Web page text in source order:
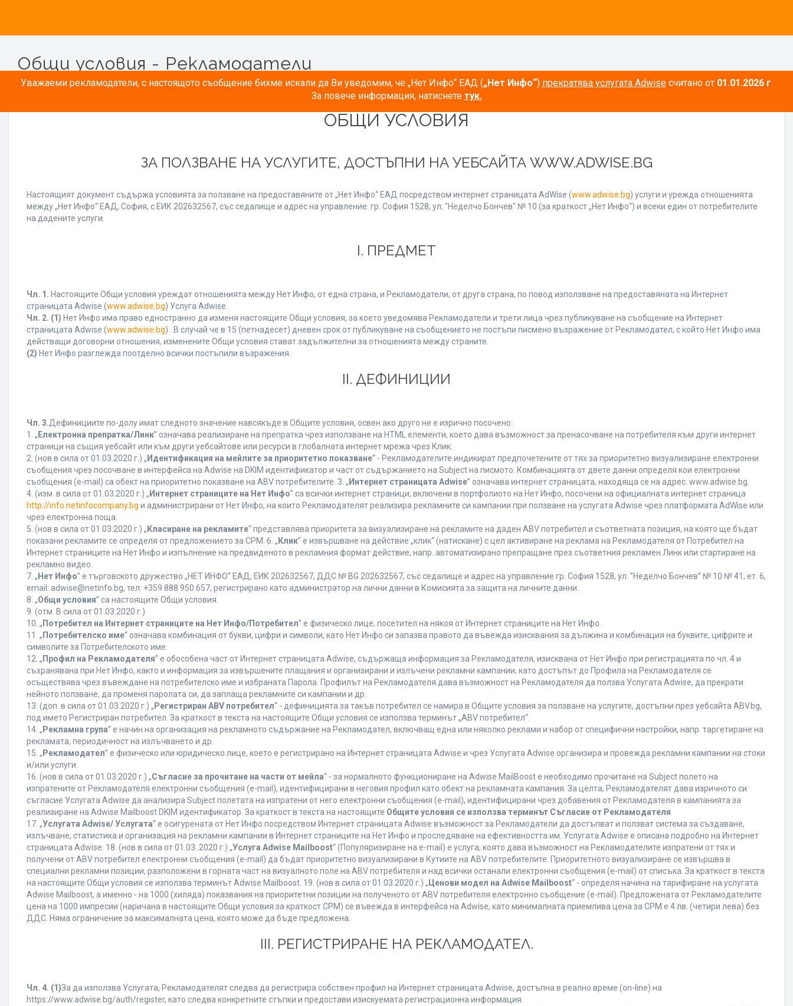
Уважаеми рекламодатели, с настоящото съобщение бихме искали да Ви уведомим, че „Нет Инфо“ ЕАД („Нет Инфо“) прекратява услугата Adwiseсчитано от 01.01.2026 г.
За повече информация, натиснете тук.
Общи условия - Рекламодатели
ОБЩИ УСЛОВИЯ
ЗА ПОЛЗВАНЕ НА УСЛУГИТЕ, ДОСТЪПНИ НА УЕБСАЙТА WWW.ADWISE.BG
Настоящият документ съдържа условията за ползване на предоставяните от „Нет Инфо“ ЕАД посредством интернет страницата AdWise (www.adwise.bg) услуги и урежда отношенията
между „Нет Инфо“ ЕАД, София, с ЕИК 202632567, със седалище и адрес на управление: гр. София 1528, ул. "Неделчо Бончев" № 10 (за краткост „Нет Инфо“) и всеки един от потребителите
на дадените услуги.
І. ПРЕДМЕТ
Чл. 1. Настоящите Общи условия уреждат отношенията между Нет Инфо, от една страна, и Рекламодатели, от друга страна, по повод използване на предоставяната на Интернет
страницата Adwise (www.adwise.bg) Услуга Adwise.
Чл. 2. (1) Нет Инфо има право едностранно да изменя настоящите Общи условия, за което уведомява Рекламодатели и трети лица чрез публикуване на съобщение на Интернет
страницата Adwise (www.adwise.bg) . В случай че в 15 (петнадесет) дневен срок от публикуване на съобщението не постъпи писмено възражение от Рекламодател, с който Нет Инфо има
действащи договорни отношения, изменените Общи условия стават задължителни за отношенията между страните.
(2) Нет Инфо разглежда поотделно всички постъпили възражения.
ІІ. ДЕФИНИЦИИ
Чл. 3.Дефинициите по-долу имат следното значение навсякъде в Общите условия, освен ако друго не е изрично посочено:
1. „ Електронна препратка/Линк” означава реализиране на препратка чрез използване на HTML елементи, което дава възможност за пренасочване на потребителя към други интернет
страници на същия уебсайт или към други уебсайтове или ресурси в глобалната интернет мрежа чрез Клик.
2. (нов в сила от 01.03.2020 г.) „ Идентификация на мейлите за приоритетно показване“ - Рекламодателите индикират предпочетените от тях за приоритетно визуализиране електронни
съобщения чрез посочване в интерфейса на Adwise на DKIM идентификатор и част от съдържанието на Subject на писмото. Комбинацията от двете данни определя кои електронни
съобщения (e-mail) са обект на приоритетно показване на ABV потребителите. 3. „ Интернет страницата Adwise” означава интернет страницата, находяща се на адрес: www.adwise.bg.
4. (изм. в сила от 01.03.2020 г.) „ Интернет страниците на Нет Инфо” са всички интернет страници, включени в портфолиото на Нет Инфо, посочени на официалната интернет страница
http://info.netinfocompany.bg и администрирани от Нет Инфо, на които Рекламодателят реализира рекламните си кампании при ползване на услугата Adwise чрез платформата AdWise или
чрез електронна поща.
5. (нов в сила от 01.03.2020 г.) „ Класиране на рекламите“ представлява приоритета за визуализиране на рекламите на даден ABV потребител и съответната позиция, на която ще бъдат
показани рекламите се определя от предложението за CPM. 6. „ Клик” е извършване на действие „клик“ (натискане) с цел активиране на реклама на Рекламодателя от Потребител на
Интернет страниците на Нет Инфо и изпълнение на предвиденото в рекламния формат действие, напр. автоматизирано препращане през съответния рекламен Линк или стартиране на
рекламно видео.
7. „ Нет Инфо” е търговското дружество „НЕТ ИНФО” ЕАД, ЕИК 202632567, ДДС № BG 202632567, със седалище и адрес на управление гр. София 1528, ул. ”Неделчо Бончев” № 10 № 41, ет. 6,
еmail: adwise@netinfo.bg, тел: +359 888 950 657, регистрирано като администратор на лични данни в Комисията за защита на личните данни.
8. „Общи условия” са настоящите Общи условия.
9. (отм. В сила от 01.03.2020 г.)
10. „ Потребител на Интернет страниците на Нет Инфо/Потребител” е физическо лице, посетител на някоя от Интернет страниците на Нет Инфо.
11. „ Потребителско име“ означава комбинация от букви, цифри и символи, като Нет Инфо си запазва правото да въвежда изисквания за дължина и комбинация на буквите, цифрите и
символите за Потребителското име.
12. „ Профил на Рекламодателя” е обособена част от Интернет страницата Adwise, съдържаща информация за Рекламодателя, изисквана от Нет Инфо при регистрацията по чл. 4 и
съхранявана при Нет Инфо, както и информация за извършените плащания и организирани и излъчени рекламни кампании, като достъпът до Профила на Рекламодателя се
осъществява чрез въвеждане на потребителско име и избраната Парола. Профилът на Рекламодателя дава възможност на Рекламодателя да ползва Услугата Adwise, да прекрати
нейното ползване, да променя паролата си, да заплаща рекламните си кампании и др.
13. (доп. в сила от 01.03.2020 г.) „ Регистриран ABV потребител“ - дефиницията за такъв потребител се намира в Общите условия за ползване на услугите, достъпни през уебсайта ABV.bg,
под името Регистриран потребител. За краткост в текста на настоящите Общи условия се използва терминът „ABV потребител“.
14. „ Рекламна група“ е начин на организация на рекламното съдържание на Рекламодател, включващ една или няколко реклами и набор от специфични настройки, напр. таргетиране на
рекламата, периодичност на излъчването и др.
15. „ Рекламодател” е физическо или юридическо лице, което е регистрирано на Интернет страницата Adwise и чрез Услугата Adwise организира и провежда рекламни кампании на стоки
и/или услуги.
16. (нов в сила от 01.03.2020 г.) „Съгласие за прочитане на части от мейла“ - за нормалното функциониране на Adwise MailBoost е необходимо прочитане на Subject полето на
изпратените от Рекламодателя електронни съобщения (e-mail), идентифицирани в неговия профил като обект на рекламната кампания. За целта, Рекламодателят дава изричното си
съгласие Услугата Adwise да анализира Subject полетата на изпратени от него електронни съобщения (e-mail), идентифицирани чрез добавения от Рекламодателя в кампанията за
реализиране на Adwise Mailboost DKIM идентификатор. За краткост в текста на настоящите Общите условия се използва терминът Съгласие от Рекламодателя
17. „Услугата Adwise/ Услугата“ е осигурената от Нет Инфо посредством Интернет страницата Adwise възможност за Рекламодатели да достъпват и ползват система за създаване,
излъчване, статистика и организация на рекламни кампании в Интернет страниците на Нет Инфо и проследяване на ефективността им. Услугата Adwise е описана подробно на Интернет
страницата Adwise. 18. (нов в сила от 01.03..2020 г.) „Услуга Adwise Mailboost“ (Популяризиране на e-mail) е услуга, която дава възможност на Рекламодателите изпратени от тях и
получени от ABV потребител електронни съобщения (e-mail) да бъдат приоритетно визуализирани в Кутиите на ABV потребителите. Приоритетното визуализиране се извършва в
специални рекламни позиции, разположени в горната част на визуалното поле на ABV потребителя и над всички останали електронни съобщения (e-mail) от списъка. За краткост в текста
на настоящите Общи условия се използва терминът Adwise Mailboost. 19. (нов в сила от 01.03.2020 г.) „ Ценови модел на Adwise Mailboost“ - определя начина на тарифиране на услугата
Adwise Mailboost, а именно - на 1000 (хиляда) показвания на приоритетни позиции на полученото от ABV потребителя електронно съобщение (e-mail). Предложената от Рекламодателите
цена на 1000 импресии (наричана в настоящите Общи условия за краткост CPM) се въвежда в интерфейса на Adwise, като минималната приемлива цена за CPM е 4 лв. (четири лева) без
ДДС. Няма ограничение за максималната цена, която може да бъде предложена.
ІІІ. РЕГИСТРИРАНЕ НА РЕКЛАМОДАТЕЛ.
Чл. 4. (1)За да използва Услугата, Рекламодателят следва да регистрира собствен профил на Интернет страницата Adwise, достъпна в реално време (on-line) на
https://www.adwise.bg/auth/register, като следва конкретните стъпки и предостави изискуемата регистрационна информация.